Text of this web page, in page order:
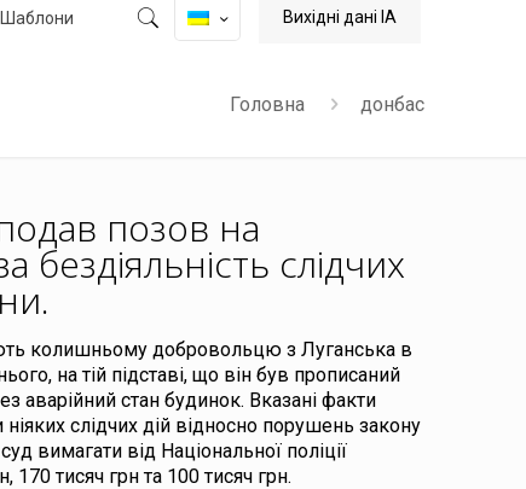
Шаблони Вихідні дані ІА
Головна донбас
позов на
слідчих
.
колишньому добровольцю з Луганська в
на тій підставі, що він був прописаний
аварійний стан будинок. Вказані факти
слідчих дій відносно порушень закону
вимагати від Національної поліції
тисяч грн та 100 тисяч грн.